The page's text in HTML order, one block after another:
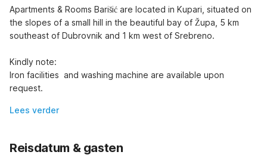
Apartments & Rooms Barišić are located in Kupari, situated on
the slopes of a small hill in the beautiful bay of Župa, 5 km
southeast of Dubrovnik and 1 km west of Srebreno.
Kindly note:
Iron facilities  and washing machine are available upon
request.
Lees verder
Reisdatum & gasten